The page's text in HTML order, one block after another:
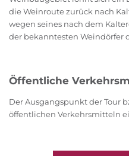
die Weinroute zurück nach
wegen seines nach dem
der bekanntesten Weindörfer
Öffentliche
Der Ausgangspunkt der Tour
öffentlichen Verkehrsmitteln